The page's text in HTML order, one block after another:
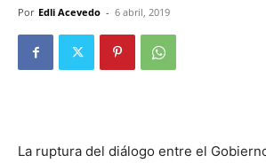
Por Edli Acevedo - 6 abril, 2019
La ruptura del diálogo entre el